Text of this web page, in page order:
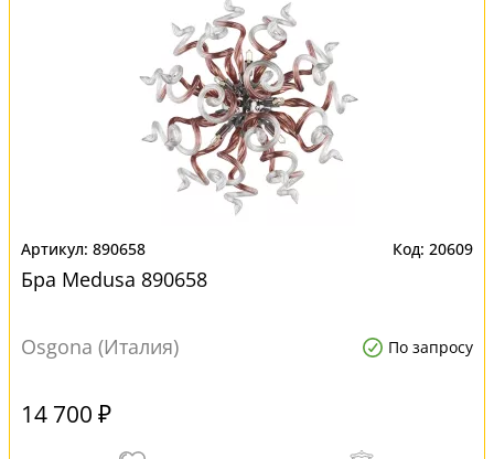
890658 20609
Бра Medusa 890658
Osgona (Италия) По запросу
14 700 ₽